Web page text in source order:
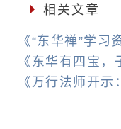
相关文章
《“东华禅”学习
《 东华有四宝，
《 万行法师开示